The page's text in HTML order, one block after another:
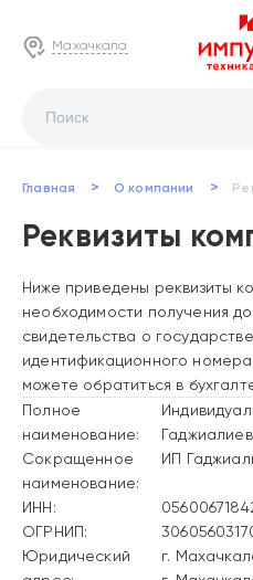
Махачкала
Главная > О компании >
Реквизиты
Ниже приведены реквизиты
необходимости получения
свидетельства о
идентификационного
можете обратиться в
Полное
наименование:
Сокращенное
наименование:
ИП
ИНН:
ОГРНИП:
Юридический
г.